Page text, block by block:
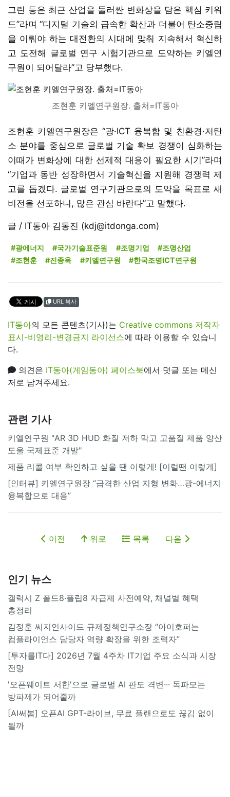
그린 등은 최근 산업을 둘러싼 변화상을 담은 핵심 키워
드”라며 “디지털 기술의 급속한 확산과 더불어 탄소중립
을 이뤄야 하는 대전환의 시대에 맞춰 지속해서 혁신하
고 도전해 글로벌 연구 시험기관으로 도약하는 키엘연
구원이 되어달라”고 당부했다.
조현훈 키엘연구원장. 출처=IT동아
조현훈 키엘연구원장은 “광·ICT 융복합 및 친환경·저탄
소 분야를 중심으로 글로벌 기술 확보 경쟁이 심화하는
이때가 변화상에 대한 선제적 대응이 필요한 시기”라며
“기업과 동반 성장하면서 기술혁신을 지원해 경쟁력 제
고를 돕겠다. 글로벌 연구기관으로의 도약을 목표로 새
비전을 선포하니, 많은 관심 바란다”고 말했다.
글 / IT동아 김동진 (kdj@itdonga.com)
#광에너지 #국가기술표준원 #조명기업
#조명산업
#조현훈
#진종욱 #키엘연구원 #한국조명ICT연구원
URL 복사
IT동아의 모든 콘텐츠(기사)는 Creative commons 저작자
표시-비영리-변경금지 라이선스에 따라 이용할 수 있습니
다.
의견은 IT동아(게임동아) 페이스북에서 덧글 또는 메신
저로 남겨주세요.
관련 기사
키엘연구원 "AR 3D HUD 화질 저하 막고 고품질 제품 양산
도울 국제표준 개발"
제품 리콜 여부 확인하고 싶을 땐 이렇게! [이럴땐 이렇게]
[인터뷰] 키엘연구원장 “급격한 산업 지형 변화…광-에너지
융복합으로 대응”
이전 위로 목록 다음
인기 뉴스
갤럭시 Z 폴드8·플립8 자급제 사전예약, 채널별 혜택
총정리
김정훈 씨지인사이드 규제정책연구소장 “아이호퍼는
컴플라이언스 담당자 역량 확장을 위한 조력자”
[투자를IT다] 2026년 7월 4주차 IT기업 주요 소식과 시장
전망
'오픈웨이트 서한'으로 글로벌 AI 판도 격변··· 독파모는
방파제가 되어줄까
[AI써봄] 오픈AI GPT-라이브, 무료 플랜으로도 끊김 없이
될까